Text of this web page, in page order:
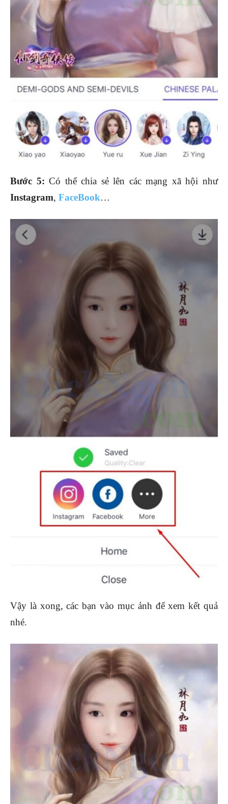
Bước 5: Có thể chia sẻ lên các mạng xã hội như
Instagram, FaceBook…
Vậy là xong, các bạn vào mục ảnh để xem kết quả
nhé.